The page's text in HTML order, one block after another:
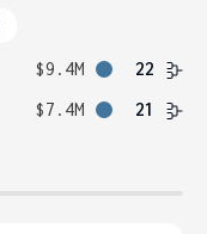
$9.4M
22
$7.4M 21